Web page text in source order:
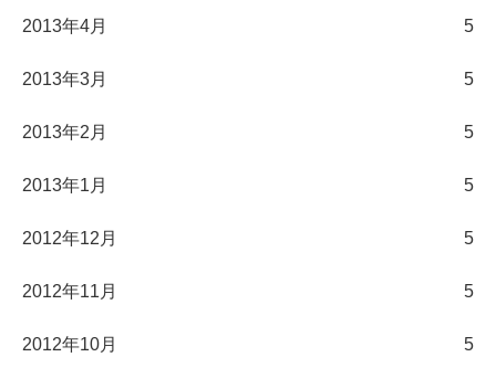
2013年4月 5
2013年3月 5
2013年2月 5
2013年1月 5
2012年12月 5
2012年11月 5
2012年10月 5